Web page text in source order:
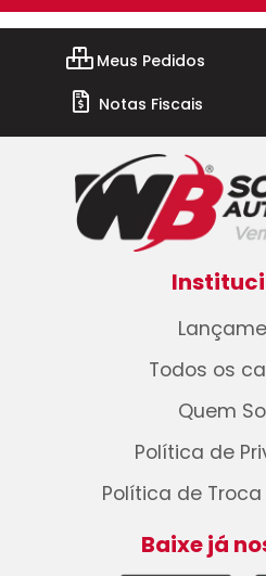
Meus Pedidos
Notas Fiscais
Todos os
Quem
Política de
Política de
Baixe já